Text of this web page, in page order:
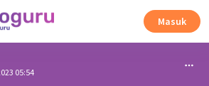
Masuk
05:54